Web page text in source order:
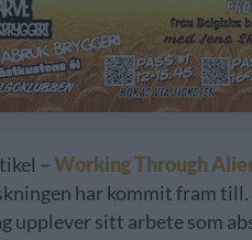
–Working Through
har kommit fram
upplever sitt arbete som